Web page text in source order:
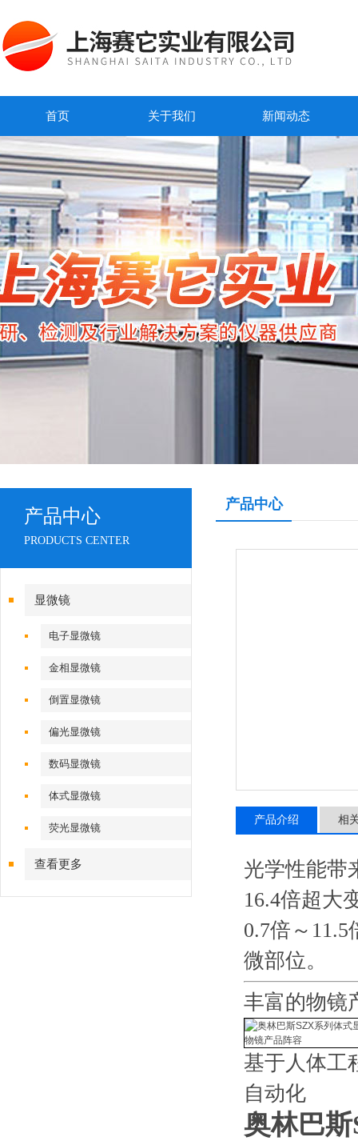
首页 关于我们 新闻动态
产品中心
PRODUCTS CENTER
显微镜
电子显微镜
金相显微镜
倒置显微镜
偏光显微镜
数码显微镜
体式显微镜
荧光显微镜
查看更多
产品中心
产品介绍 相
光学性能带
16.4倍超大
0.7倍～
微部位。
丰富的物镜
物镜产品阵容
基于人体工
自动化
奥林巴